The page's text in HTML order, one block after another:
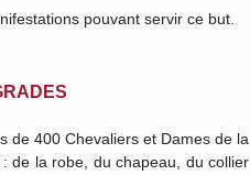
pouvant servir ce but.
de 400 Chevaliers et Dames de la
de la robe, du chapeau, du collier